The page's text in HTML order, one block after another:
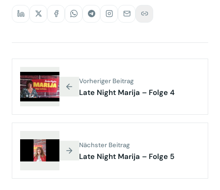
Vorheriger Beitrag
Late Night Marija – Folge 4
Nächster Beitrag
Late Night Marija – Folge 5